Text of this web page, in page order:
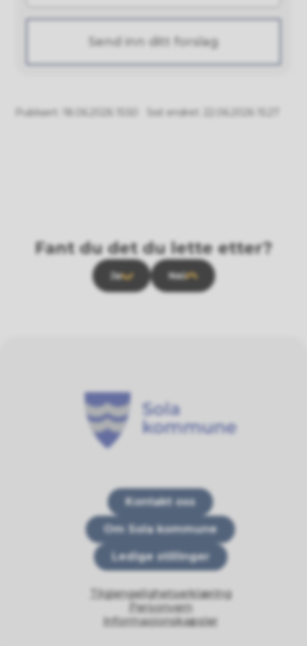
Send inn ditt forslag
Publisert Sist endret
Fant du det du lette etter?
Ja Nei
Kontakt oss
Om Sola kommune
Ledige stillinger
Tilgjengelighetserklæring
Personvern
Informasjonskapsler